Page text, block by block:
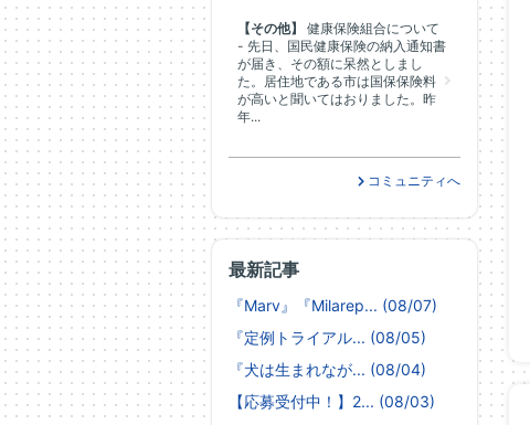
最新記事
『Marv』『Milarep... (08/07)
『定例トライアル... (08/05)
『犬は生まれなが... (08/04)
【応募受付中！】2... (08/03)
【その他】
健康保険組合について
- 先日、国民健康保険の納入通知書
が届き、その額に呆然としまし
た。居住地である市は国保保険料
が高いと聞いてはおりました。昨
年...
コミュニティへ